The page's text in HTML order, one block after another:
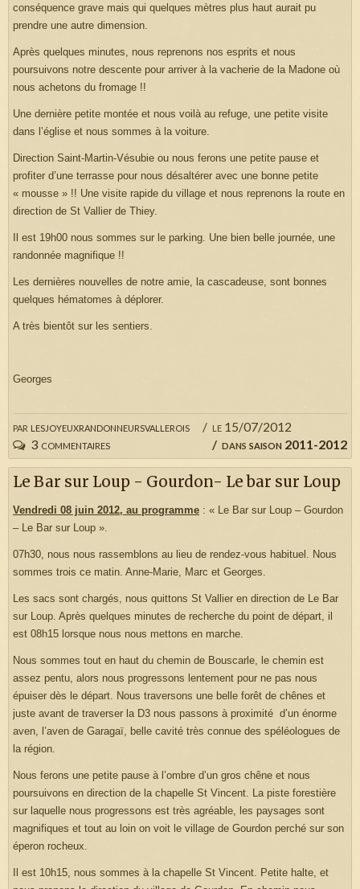
par lesjoyeuxrandonneursvallerois
le 15/07/2012
dans saison 2011-2012
3 commentaires
conséquence grave mais qui quelques mètres plus haut aurait pu
prendre une autre dimension.
Après quelques minutes, nous reprenons nos esprits et nous
poursuivons notre descente pour arriver à la vacherie de la Madone où
nous achetons du fromage !!
Une dernière petite montée et nous voilà au refuge, une petite visite
dans l’église et nous sommes à la voiture.
Direction Saint-Martin-Vésubie ou nous ferons une petite pause et
profiter d’une terrasse pour nous désaltérer avec une bonne petite
« mousse » !! Une visite rapide du village et nous reprenons la route en
direction de St Vallier de Thiey.
Il est 19h00 nous sommes sur le parking. Une bien belle journée, une
randonnée magnifique !!
Les dernières nouvelles de notre amie, la cascadeuse, sont bonnes
quelques hématomes à déplorer.
A très bientôt sur les sentiers.
Georges
Le Bar sur Loup - Gourdon- Le bar sur Loup
Vendredi 08 juin 2012, au programme : « Le Bar sur Loup – Gourdon
– Le Bar sur Loup ».
07h30, nous nous rassemblons au lieu de rendez-vous habituel. Nous
sommes trois ce matin. Anne-Marie, Marc et Georges.
Les sacs sont chargés, nous quittons St Vallier en direction de Le Bar
sur Loup. Après quelques minutes de recherche du point de départ, il
est 08h15 lorsque nous nous mettons en marche.
Nous sommes tout en haut du chemin de Bouscarle, le chemin est
assez pentu, alors nous progressons lentement pour ne pas nous
épuiser dès le départ. Nous traversons une belle forêt de chênes et
juste avant de traverser la D3 nous passons à proximité d’un énorme
aven, l’aven de Garagaï, belle cavité très connue des spéléologues de
la région.
Nous ferons une petite pause à l’ombre d’un gros chêne et nous
poursuivons en direction de la chapelle St Vincent. La piste forestière
sur laquelle nous progressons est très agréable, les paysages sont
magnifiques et tout au loin on voit le village de Gourdon perché sur son
éperon rocheux.
Il est 10h15, nous sommes à la chapelle St Vincent. Petite halte, et